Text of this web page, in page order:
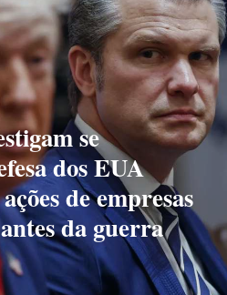
se
dos EUA
de empresas
da guerra